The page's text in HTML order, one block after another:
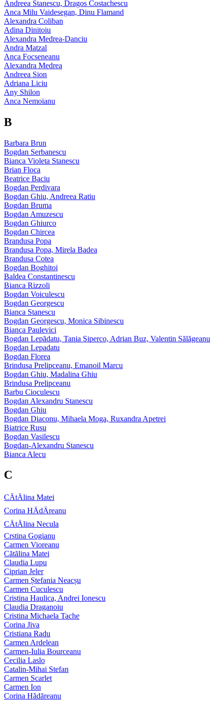
Andreea Stanescu, Dragos Costachescu
Anca Milu Vaidesegan, Dinu Flamand
Alexandra Coliban
Adina Dinitoiu
Alexandra Medrea-Danciu
Andra Matzal
Anca Focseneanu
Alexandra Medrea
Andreea Sion
Adriana Liciu
Any Shilon
Anca Nemoianu
B
Barbara Brun
Bogdan Serbanescu
Bianca Violeta Stanescu
Brian Floca
Beatrice Baciu
Bogdan Perdivara
Bogdan Ghiu, Andreea Ratiu
Bogdan Bruma
Bogdan Amuzescu
Bogdan Ghiurco
Bogdan Chircea
Brandusa Popa
Brandusa Popa, Mirela Badea
Brandusa Cotea
Bogdan Boghitoi
Baldea Constantinescu
Bianca Rizzoli
Bogdan Voiculescu
Bogdan Georgescu
Bianca Stanescu
Bogdan Georgescu, Monica Sibinescu
Bianca Paulevici
Bogdan Lepădatu, Tania Şiperco, Adrian Buz, Valentin Sălăgeanu
Bogdan Lepadatu
Bogdan Florea
Brindusa Prelipceanu, Emanoil Marcu
Bogdan Ghiu, Madalina Ghiu
Brindusa Prelipceanu
Barbu Cioculescu
Bogdan Alexandru Stanescu
Bogdan Ghiu
Bogdan Diaconu, Mihaela Moga, Ruxandra Apetrei
Biatrice Rusu
Bogdan Vasilescu
Bogdan-Alexandru Stanescu
Bianca Alecu
C
CÄtÄlina Matei
Corina HÄdÄreanu
CÄtÄlina Necula
Crstina Gogianu
Carmen Vioreanu
Cătălina Matei
Claudia Lupu
Ciprian Jeler
Carmen Ștefania Neacșu
Carmen Cuculescu
Cristina Haulica, Andrei Ionescu
Claudia Draganoiu
Cristina Michaela Tache
Corina Jiva
Cristiana Radu
Carmen Ardelean
Carmen-Iulia Bourceanu
Cecilia Laslo
Catalin-Mihai Stefan
Carmen Scarlet
Carmen Ion
Corina Hădăreanu